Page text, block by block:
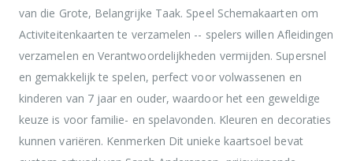
van die Grote, Belangrijke Taak. Speel Schemakaarten om
Activiteitenkaarten te verzamelen -- spelers willen Afleidingen
verzamelen en Verantwoordelijkheden vermijden. Supersnel
en gemakkelijk te spelen, perfect voor volwassenen en
kinderen van 7 jaar en ouder, waardoor het een geweldige
keuze is voor familie- en spelavonden. Kleuren en decoraties
kunnen variëren. Kenmerken Dit unieke kaartsoel bevat